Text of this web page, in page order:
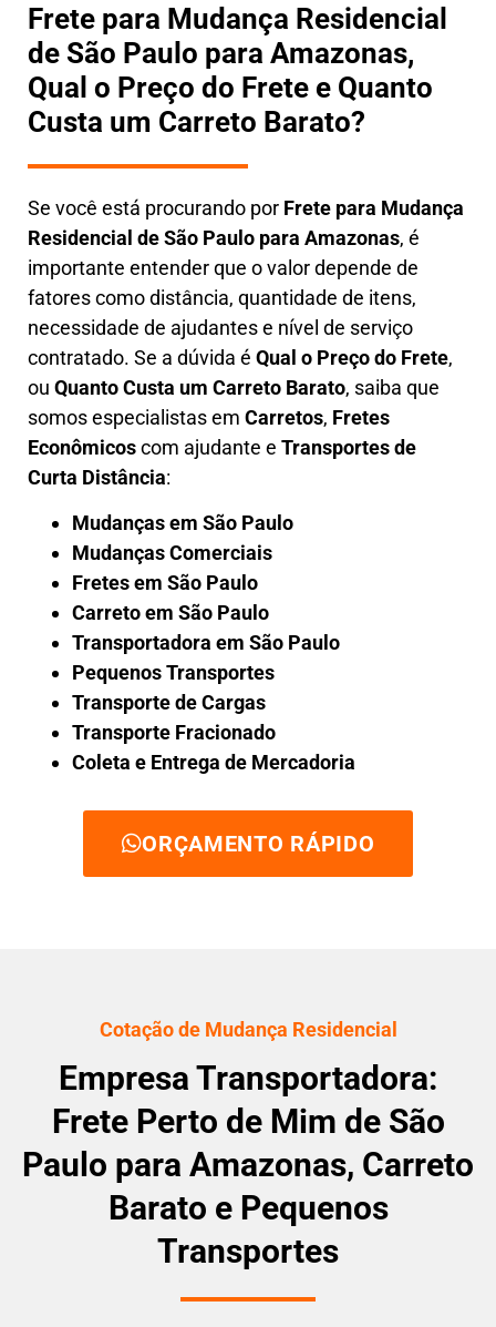
Frete para Mudança Residencial
de São Paulo para Amazonas,
Qual o Preço do Frete e Quanto
Custa um Carreto Barato?
Se você está procurando por Frete para Mudança
Residencial de São Paulo para Amazonas, é
importante entender que o valor depende de
fatores como distância, quantidade de itens,
necessidade de ajudantes e nível de serviço
contratado. Se a dúvida é Qual o Preço do Frete,
ou Quanto Custa um Carreto Barato, saiba que
somos especialistas em Carretos, Fretes
Econômicoscom ajudante e Transportes de
Curta Distância:
Mudanças em São Paulo
Mudanças Comerciais
Fretes em São Paulo
Carreto em São Paulo
Transportadora em São Paulo
Pequenos Transportes
Transporte de Cargas
Transporte Fracionado
Coleta e Entrega de Mercadoria
ORÇAMENTO RÁPIDO
Cotação de Mudança Residencial
Empresa Transportadora:
Frete Perto de Mim de São
Paulo para Amazonas, Carreto
Barato e Pequenos
Transportes